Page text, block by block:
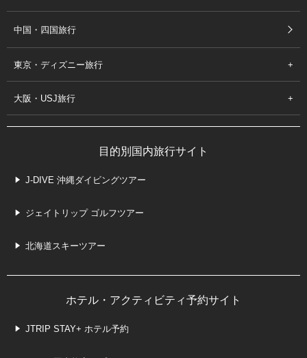
中国・四国旅行
東京・ディズニー旅行
大阪・USJ旅行
目的別国内旅行サイト
J-DIVE 沖縄ダイビングツアー
ジェイトリップ ゴルフツアー
北海道スキーツアー
ホテル・アクティビティ予約サイト
JTRIP STAY+ ホテル予約